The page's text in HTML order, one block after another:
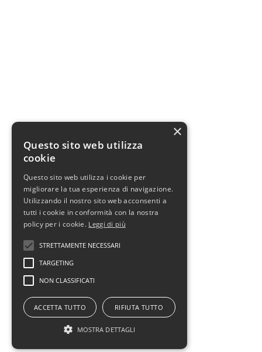
×
Questo sito web utilizza
cookie
Questo sito web utilizza i cookie per
migliorare la tua esperienza di navigazione.
Utilizzando il nostro sito web acconsenti a
tutti i cookie in conformità con la nostra
policy per i cookie. Leggi di più
STRETTAMENTE NECESSARI
TARGETING
NON CLASSIFICATI
ACCETTA TUTTO RIFIUTA TUTTO
MOSTRA DETTAGLI